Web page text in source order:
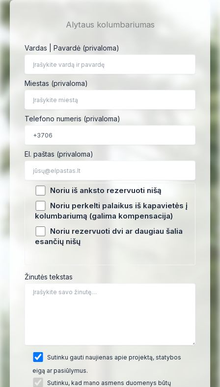
Pereiti
prie
turinio
Alytaus kolumbariumas
Vardas | Pavardė (privaloma)
Miestas (privaloma)
Telefono numeris (privaloma)
El. paštas (privaloma)
Noriu iš anksto rezervuoti nišą
Noriu perkelti palaikus iš kapavietės į
kolumbariumą (galima kompensacija)
Noriu rezervuoti dvi ar daugiau šalia
esančių nišų
Žinutės tekstas
Sutinku gauti naujienas apie projektą, statybos
eigą ar pasiūlymus.
Sutinku, kad mano asmens duomenys būtų